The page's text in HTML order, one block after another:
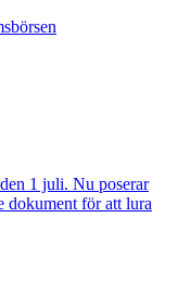
1 juli. Nu poserar
dokument för att lura